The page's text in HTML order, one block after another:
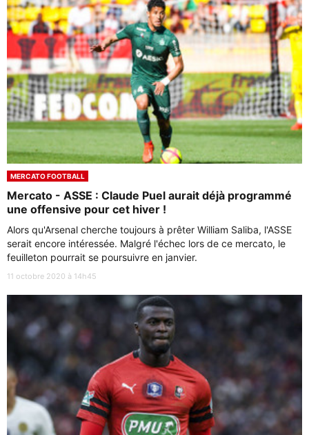
MERCATO FOOTBALL
Mercato - ASSE : Claude Puel aurait déjà programmé
une offensive pour cet hiver !
Alors qu'Arsenal cherche toujours à prêter William Saliba, l'ASSE
serait encore intéressée. Malgré l'échec lors de ce mercato, le
feuilleton pourrait se poursuivre en janvier.
11 octobre 2020 à 14h45